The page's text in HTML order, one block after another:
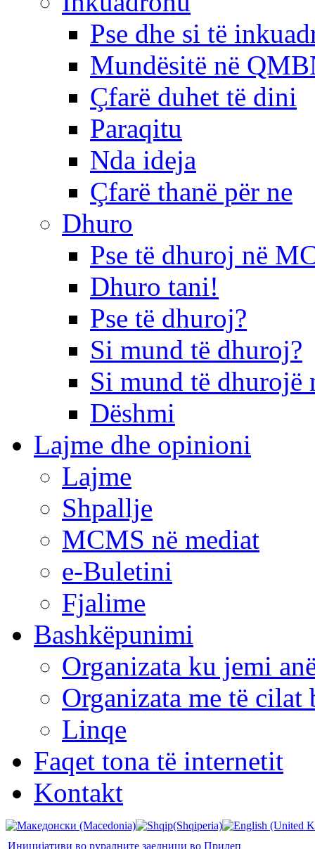
Pse dhe si të
Mundësitë në
Çfarë duhet të dini
Paraqitu
Nda ideja
Çfarë thanë për ne
Dhuro
Pse të dhuroj në
Dhuro tani!
Pse të dhuroj?
Si mund të dhuroj?
Si mund të dhurojë
Dëshmi
Lajme dhe opinioni
Lajme
Shpallje
MCMS në mediat
e-Buletini
Fjalime
Bashkëpunimi
Organizata ku jemi
Organizata me të cilat
Linqe
Faqet tona të internetit
Kontakt
Иницијативи во руралните заедници во Прилеп